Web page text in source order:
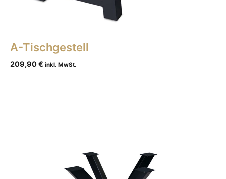
A-Tischgestell
209,90€ inkl. MwSt.